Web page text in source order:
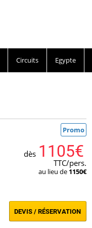
Circuits Egypte
Promo
dès 1105€
TTC/pers.
au lieu de 1150€
DEVIS / RÉSERVATION